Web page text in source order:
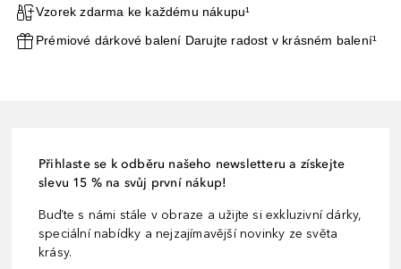
Vzorek zdarma ke každému nákupu¹
Prémiové dárkové balení Darujte radost v krásném balení¹
Přihlaste se k odběru našeho newsletteru a získejte
slevu 15 % na svůj první nákup!
Buďte s námi stále v obraze a užijte si exkluzivní dárky,
speciální nabídky a nejzajímavější novinky ze světa
krásy.